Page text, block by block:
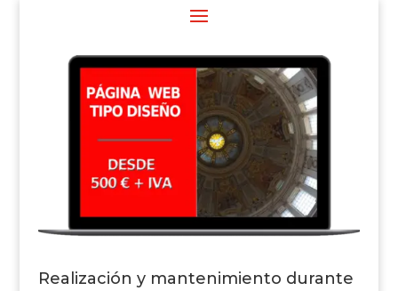
Realización y mantenimiento durante